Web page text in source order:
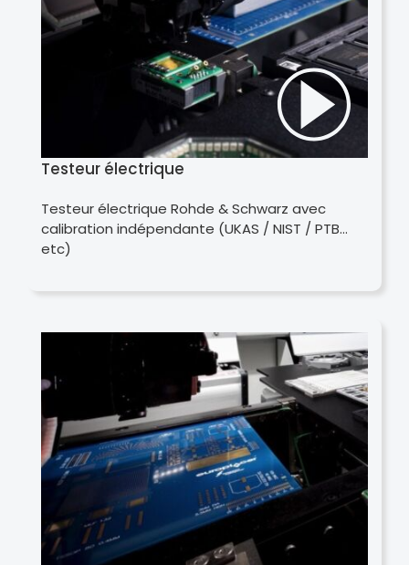
Testeur électrique
Testeur électrique Rohde & Schwarz avec
calibration indépendante (UKAS / NIST / PTB…
etc)